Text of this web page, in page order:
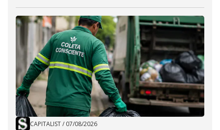
CAPITALIST/ 07/08/2026